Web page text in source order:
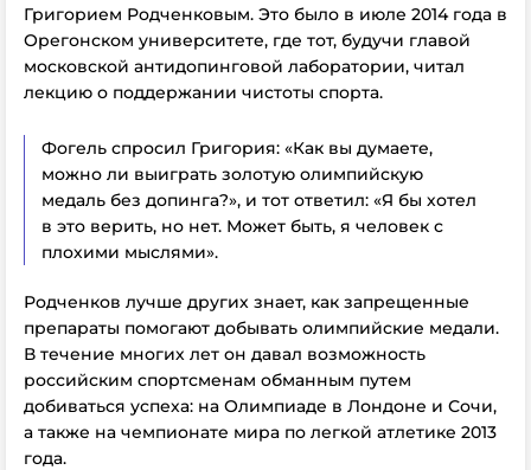
Григорием Родченковым. Это было в июле 2014 года в
Орегонском университете, где тот, будучи главой
московской антидопинговой лаборатории, читал
лекцию о поддержании чистоты спорта.
Фогель спросил Григория: «Как вы думаете,
можно ли выиграть золотую олимпийскую
медаль без допинга?», и тот ответил: «Я бы хотел
в это верить, но нет. Может быть, я человек с
плохими мыслями».
Родченков лучше других знает, как запрещенные
препараты помогают добывать олимпийские медали.
В течение многих лет он давал возможность
российским спортсменам обманным путем
добиваться успеха: на Олимпиаде в Лондоне и Сочи,
а также на чемпионате мира по легкой атлетике 2013
года.